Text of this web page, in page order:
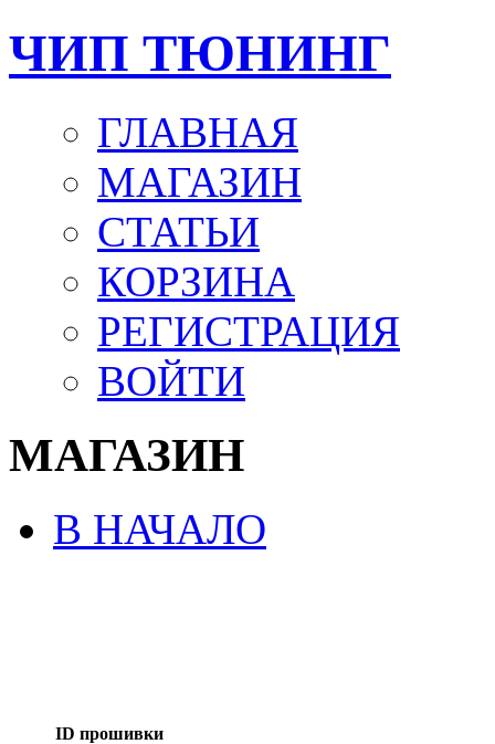
ЧИП ТЮНИНГ
ГЛАВНАЯ
МАГАЗИН
СТАТЬИ
КОРЗИНА
РЕГИСТРАЦИЯ
ВОЙТИ
МАГАЗИН
В НАЧАЛО
ID прошивки